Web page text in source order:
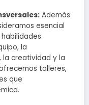
Además
esencial
la
la creatividad y la
talleres,
que